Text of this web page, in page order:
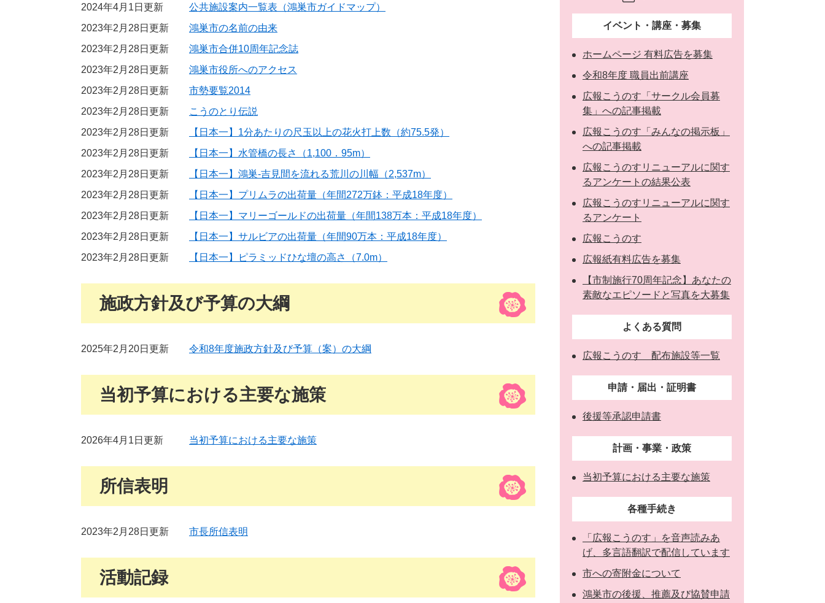
2024年4月1日更新
公共施設案内一覧表（鴻巣市ガイドマップ）
2023年2月28日更新
鴻巣市の名前の由来
2023年2月28日更新
鴻巣市合併10周年記念誌
2023年2月28日更新
鴻巣市役所へのアクセス
2023年2月28日更新
市勢要覧2014
2023年2月28日更新
こうのとり伝説
2023年2月28日更新
【日本一】1分あたりの尺玉以上の花火打上数（約75.5発）
2023年2月28日更新
【日本一】水管橋の長さ（1,100．95m）
2023年2月28日更新
【日本一】鴻巣‐吉見間を流れる荒川の川幅（2,537m）
2023年2月28日更新
【日本一】プリムラの出荷量（年間272万鉢：平成18年度）
2023年2月28日更新
【日本一】マリーゴールドの出荷量（年間138万本：平成18年度）
2023年2月28日更新
【日本一】サルビアの出荷量（年間90万本：平成18年度）
2023年2月28日更新
【日本一】ピラミッドひな壇の高さ（7.0m）
施政方針及び予算の大綱
2025年2月20日更新 令和8年度施政方針及び予算（案）の大綱
当初予算における主要な施策
2026年4月1日更新 当初予算における主要な施策
所信表明
2023年2月28日更新 市長所信表明
活動記録
イベント・講座・募集
ホームページ 有料広告を募集
令和8年度 職員出前講座
広報こうのす「サークル会員募
集」への記事掲載
広報こうのす「みんなの掲示板」
への記事掲載
広報こうのすリニューアルに関す
るアンケートの結果公表
広報こうのすリニューアルに関す
るアンケート
広報こうのす
広報紙有料広告を募集
【市制施行70周年記念】あなたの
素敵なエピソードと写真を大募集
よくある質問
広報こうのす 配布施設等一覧
申請・届出・証明書
後援等承認申請書
計画・事業・政策
当初予算における主要な施策
各種手続き
「広報こうのす」を音声読みあ
げ、多言語翻訳で配信しています
市への寄附金について
鴻巣市の後援、推薦及び協賛申請